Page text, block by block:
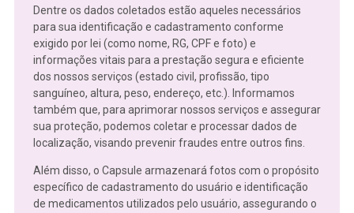
Dentre os dados coletados estão aqueles necessários
para sua identificação e cadastramento conforme
exigido por lei (como nome, RG, CPF e foto) e
informações vitais para a prestação segura e eficiente
dos nossos serviços (estado civil, profissão, tipo
sanguíneo, altura, peso, endereço, etc.). Informamos
também que, para aprimorar nossos serviços e assegurar
sua proteção, podemos coletar e processar dados de
localização, visando prevenir fraudes entre outros fins.
Além disso, o Capsule armazenará fotos com o propósito
específico de cadastramento do usuário e identificação
de medicamentos utilizados pelo usuário, assegurando o